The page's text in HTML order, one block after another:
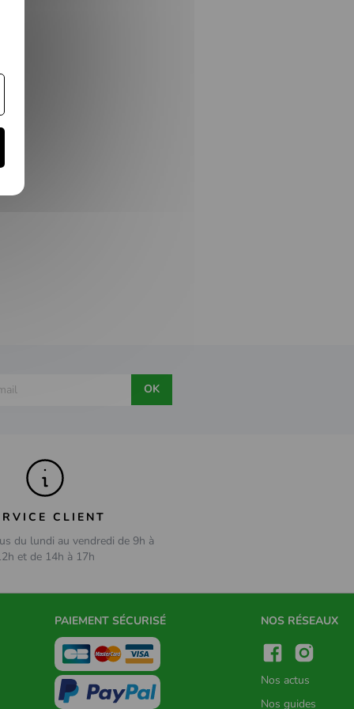
OK
CLIENT
du lundi au vendredi de 9h à
et de 14h à 17h
PAIEMENT SÉCURISÉ NOS RÉSEAUX
Nos actus
Nos guides